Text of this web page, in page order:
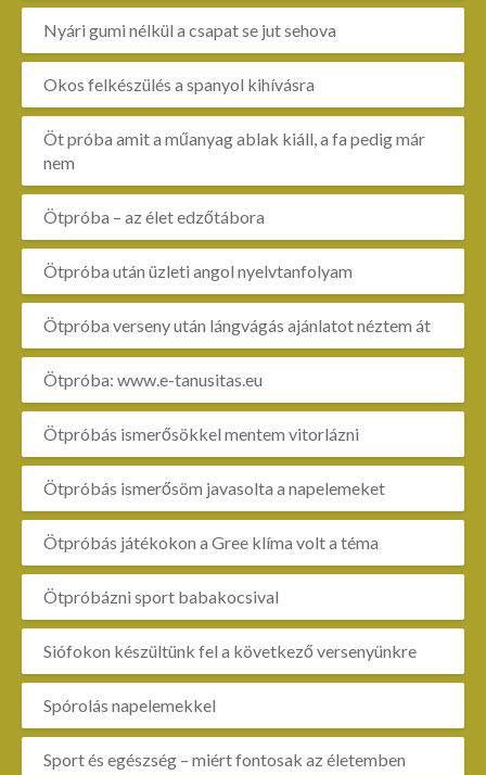
Nyári gumi nélkül a csapat se jut sehova
Okos felkészülés a spanyol kihívásra
Öt próba amit a műanyag ablak kiáll, a fa pedig már
nem
Ötpróba – az élet edzőtábora
Ötpróba után üzleti angol nyelvtanfolyam
Ötpróba verseny után lángvágás ajánlatot néztem át
Ötpróba: www.e-tanusitas.eu
Ötpróbás ismerősökkel mentem vitorlázni
Ötpróbás ismerősöm javasolta a napelemeket
Ötpróbás játékokon a Gree klíma volt a téma
Ötpróbázni sport babakocsival
Siófokon készültünk fel a következő versenyünkre
Spórolás napelemekkel
Sport és egészség – miért fontosak az életemben